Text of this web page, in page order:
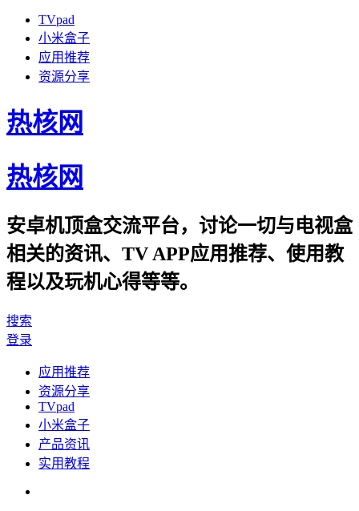
TVpad
小米盒子
应用推荐
资源分享
热核网
热核网
安卓机顶盒交流平台，讨论一切与电视盒
相关的资讯、TV APP应用推荐、使用教
程以及玩机心得等等。
搜索
登录
应用推荐
资源分享
TVpad
小米盒子
产品资讯
实用教程